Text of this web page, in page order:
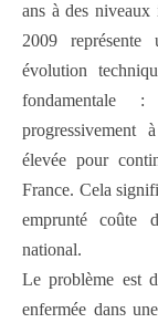
ans à des
2009
évolution
fondamentale
progressivement
élevée pour
France. Cela
emprunté coûte
national.
Le problème est
enfermée dans